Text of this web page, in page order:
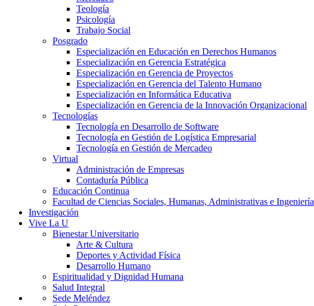
Teología
Psicología
Trabajo Social
Posgrado
Especialización en Educación en Derechos Humanos
Especialización en Gerencia Estratégica
Especialización en Gerencia de Proyectos
Especialización en Gerencia del Talento Humano
Especialización en Informática Educativa
Especialización en Gerencia de la Innovación Organizacional
Tecnologías
Tecnología en Desarrollo de Software
Tecnología en Gestión de Logística Empresarial
Tecnología en Gestión de Mercadeo
Virtual
Administración de Empresas
Contaduría Pública
Educación Continua
Facultad de Ciencias Sociales, Humanas, Administrativas e Ingeniería
Investigación
Vive La U
Bienestar Universitario
Arte & Cultura
Deportes y Actividad Física
Desarrollo Humano
Espiritualidad y Dignidad Humana
Salud Integral
Sede Meléndez